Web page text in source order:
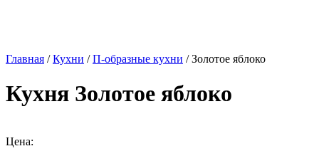
Главная /Кухни /П-образные кухни / Золотое яблоко
Кухня Золотое яблоко
Цена: